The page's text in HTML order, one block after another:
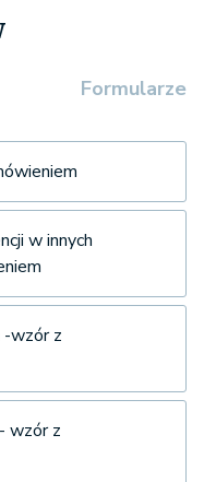
Formularze
w innych
-wzór z
wzór z